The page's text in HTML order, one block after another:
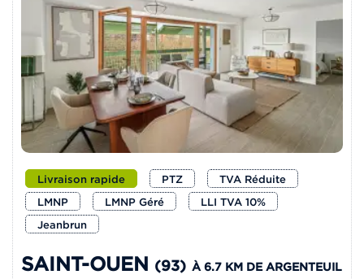
Livraison rapide PTZ
TVA Réduite
LMNP
LMNP Géré
LLI TVA 10%
Jeanbrun
SAINT-OUEN (93) À 6.7 KM DE ARGENTEUIL